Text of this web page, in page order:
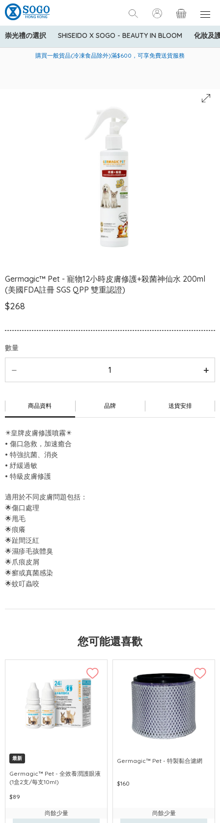
崇光禮の選択 SHISEIDO X SOGO - BEAUTY IN BLOOM 化妝及
美國運通Explorer®信用卡會員購物禮遇：高達5%簽賬回贈！
購買一般貨品(冷凍食品除外)滿$600，可享免費送貨服務
寄送中國內地服務只適用於指定商品，若訂單金額少於HK$600(折
Germagic™ Pet - 寵物12小時皮膚修護+殺菌神仙水 200ml
(美國FDA註冊 SGS QPP 雙重認證)
$268
數量
商品資料 品牌 送貨安排
✴️皇牌皮膚修護噴霧✴️
•⁠ ⁠傷口急救，加速癒合
•⁠ ⁠特強抗菌、消炎
•⁠ ⁠紓緩過敏
•⁠ ⁠特級皮膚修護
適用於不同皮膚問題包括：
🌟傷口處理
🌟甩毛
🌟痕癢
🌟趾間泛紅
🌟濕疹毛孩體臭
🌟爪痕皮屑
🌟癬或真菌感染
🌟蚊叮蟲咬
您可能還喜歡
最新
Germagic™ Pet - 全效養潤護眼液
(1盒2支/每支10ml)
$89
尚餘少量
Germagic™ Pet - 特製黏合濾網
$160
尚餘少量